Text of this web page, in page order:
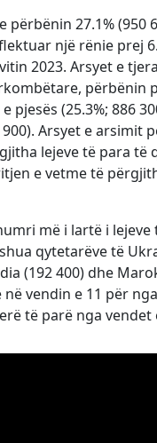
përbënin 27.1% (950
një rënie prej
2023. Arsyet e
përbënin
pjesës (25.3%; 886
900). Arsyet e arsimit
lejeve të para të
e vetme të
më i lartë i lejeve
qytetarëve të
(192 400) dhe
vendin e 11 për
të parë nga vendet